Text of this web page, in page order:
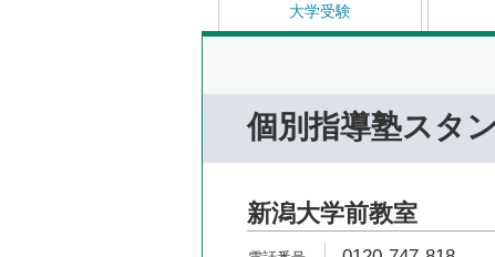
大学受験
個別指導塾スタ
新潟大学前教室